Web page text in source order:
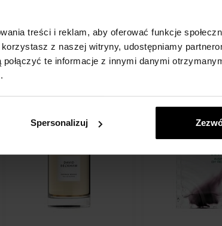
treści i reklam, aby oferować funkcje
z naszej witryny, udostępniamy
te informacje z innymi danymi
Spersonalizuj
nadamy do
11.08.
Szczegół
nadamy do
11.08.